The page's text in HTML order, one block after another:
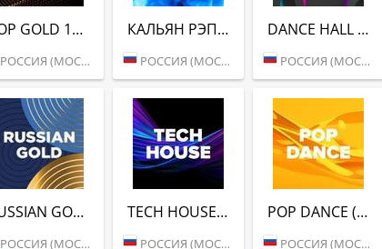
POP GOLD 1990S (DFM)
РОССИЯ (МОСКВА)
КАЛЬЯН РЭП (DFM)
РОССИЯ (МОСКВА)
DANCE HALL (DFM)
РОССИЯ (МОСКВА)
RUSSIAN GOLD (DFM)
РОССИЯ (МОСКВА)
TECH HOUSE (DFM)
РОССИЯ (МОСКВА)
POP DANCE (DFM)
РОССИЯ (МОСКВА)